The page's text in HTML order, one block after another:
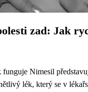
zad: Jak
Nimesil
lék, který se v